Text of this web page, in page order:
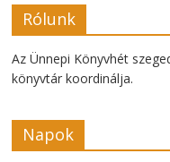
Rólunk
Az Ünnepi Könyvhét
könyvtár koordinálja.
Napok